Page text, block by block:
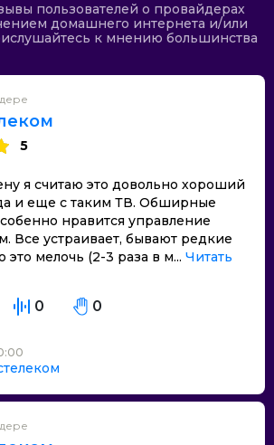
пользователей о провайдерах
домашнего интернета и/или
к мнению большинства
5
я считаю это довольно хороший
и еще с таким ТВ. Обширные
нравится управление
Все устраивает, бывают редкие
это мелочь (2-3 раза в м... Читать
0
0